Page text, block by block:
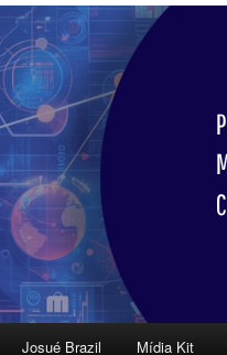
Josué Brazil Mídia Kit